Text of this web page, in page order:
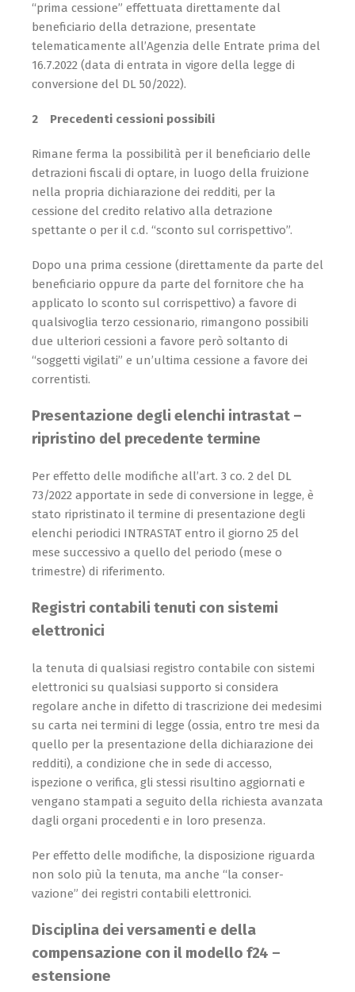
“prima cessione” effettuata direttamente dal
beneficiario della detrazione, presentate
telematicamente all’Agenzia delle Entrate prima del
16.7.2022 (data di entrata in vigore della legge di
conversione del DL 50/2022).
2 Precedenti cessioni possibili
Rimane ferma la possibilità per il beneficiario delle
detrazioni fiscali di optare, in luogo della fruizione
nella propria dichiarazione dei redditi, per la
cessione del credito relativo alla detrazione
spettante o per il c.d. “sconto sul corrispettivo”.
Dopo una prima cessione (direttamente da parte del
beneficiario oppure da parte del fornitore che ha
applicato lo sconto sul corrispettivo) a favore di
qualsivoglia terzo cessionario, rimangono possibili
due ulteriori cessioni a favore però soltanto di
“soggetti vigilati” e un’ultima cessione a favore dei
correntisti.
Presentazione degli elenchi intrastat –
ripristino del pre­cedente termine
Per effetto delle modifiche all’art. 3 co. 2 del DL
73/2022 apportate in sede di conversione in legge, è
stato ripristinato il termine di presentazione degli
elenchi periodici INTRASTAT entro il giorno 25 del
mese successivo a quello del periodo (mese o
trimestre) di riferimento.
Registri contabili tenuti con sistemi
elettronici
la tenuta di qualsiasi registro contabile con sistemi
elettronici su qualsiasi supporto si considera
regolare anche in difetto di trascrizione dei medesimi
su carta nei termini di legge (ossia, entro tre mesi da
quello per la presentazione della dichiarazione dei
redditi), a condizione che in sede di accesso,
ispezione o verifica, gli stessi risultino aggiornati e
vengano stampati a seguito della richiesta avanzata
dagli organi procedenti e in loro presenza.
Per effetto delle modifiche, la disposizione riguarda
non solo più la tenuta, ma anche “la conser­
vazione” dei registri contabili elettronici.
Disciplina dei versamenti e della
compensazione con il modello f24 –
estensione